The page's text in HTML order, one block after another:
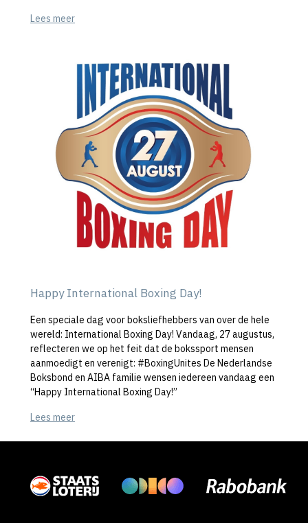
Lees meer
Happy International Boxing Day!
Een speciale dag voor boksliefhebbers van over de hele
wereld: International Boxing Day! Vandaag, 27 augustus,
reflecteren we op het feit dat de bokssport mensen
aanmoedigt en verenigt: #BoxingUnites De Nederlandse
Boksbond en AIBA familie wensen iedereen vandaag een
“Happy International Boxing Day!”
Lees meer